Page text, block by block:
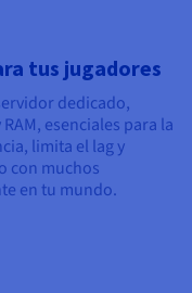
tus jugadores
dedicado,
esenciales para la
limita el lag y
con muchos
en tu mundo.